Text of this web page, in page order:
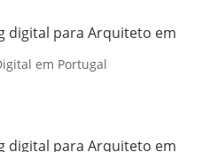
digital para Arquiteto em
em Portugal
digital para Arquiteto em